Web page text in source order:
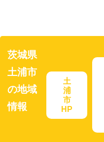
茨城県
土浦市
の地域
情報
土
浦
市
HP